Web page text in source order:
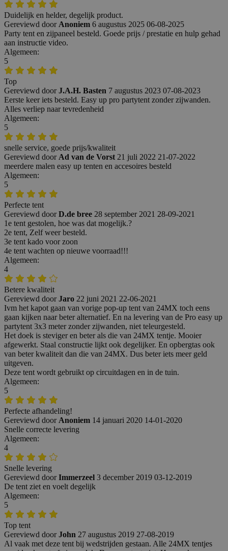
Duidelijk en helder, degelijk product.
Gereviewd door Anoniem 6 augustus 2025 06-08-2025
Party tent en zijpaneel besteld. Goede prijs / prestatie en hulp gehad
aan instructie video.
Algemeen:
5
Top
Gereviewd door J.A.H. Basten 7 augustus 2023 07-08-2023
Eerste keer iets besteld. Easy up pro partytent zonder zijwanden.
Alles verliep naar tevredenheid
Algemeen:
5
snelle service, goede prijs/kwaliteit
Gereviewd door Ad van de Vorst 21 juli 2022 21-07-2022
meerdere malen easy up tenten en accesoires besteld
Algemeen:
5
Perfecte tent
Gereviewd door D.de bree 28 september 2021 28-09-2021
1e tent gestolen, hoe was dat mogelijk.?
2e tent, Zelf weer besteld.
3e tent kado voor zoon
4e tent wachten op nieuwe voorraad!!!
Algemeen:
4
Betere kwaliteit
Gereviewd door Jaro 22 juni 2021 22-06-2021
Ivm het kapot gaan van vorige pop-up tent van 24MX toch eens
gaan kijken naar beter alternatief. En na levering van de Pro easy up
partytent 3x3 meter zonder zijwanden, niet teleurgesteld.
Het doek is steviger en beter als die van 24MX tentje. Mooier
afgewerkt. Staal constructie lijkt ook degelijker. En opbergtas ook
van beter kwaliteit dan die van 24MX. Dus beter iets meer geld
uitgeven.
Deze tent wordt gebruikt op circuitdagen en in de tuin.
Algemeen:
5
Perfecte afhandeling!
Gereviewd door Anoniem 14 januari 2020 14-01-2020
Snelle correcte levering
Algemeen:
4
Snelle levering
Gereviewd door Immerzeel 3 december 2019 03-12-2019
De tent ziet en voelt degelijk
Algemeen:
5
Top tent
Gereviewd door John 27 augustus 2019 27-08-2019
Al vaak met deze tent bij wedstrijden gestaan. Alle 24MX tentjes